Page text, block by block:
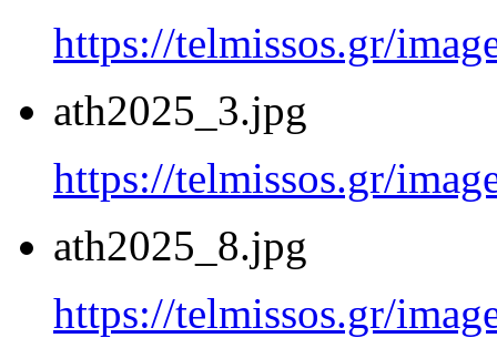
https://telmissos.gr/
ath2025_3.jpg
https://telmissos.gr/
ath2025_8.jpg
https://telmissos.gr/